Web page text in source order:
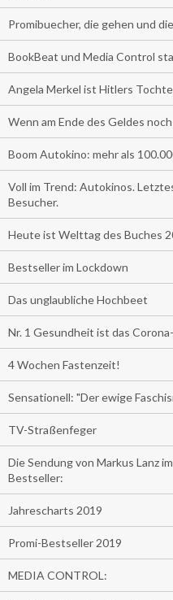
Promibuecher, die gehen und
BookBeat und Media Control
Angela Merkel ist Hitlers
Wenn am Ende des Geldes
Boom Autokino: mehr als
Voll im Trend: Autokinos.
Besucher.
Heute ist Welttag des Buches
Bestseller im Lockdown
Das unglaubliche Hochbeet
Nr. 1 Gesundheit ist das
4 Wochen Fastenzeit!
Sensationell: "Der ewige
TV-Straßenfeger
Die Sendung von Markus Lanz
Bestseller:
Jahrescharts 2019
Promi-Bestseller 2019
MEDIA CONTROL: